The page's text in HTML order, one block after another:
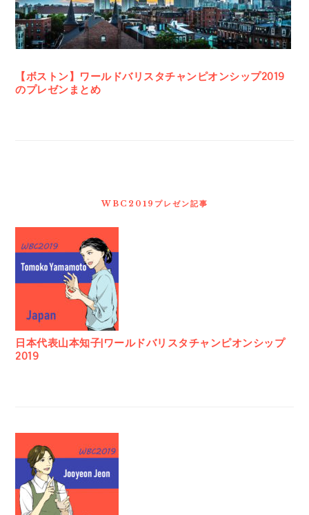
【ボストン】ワールドバリスタチャンピオンシップ2019
のプレゼンまとめ
WBC2019プレゼン記事
日本代表山本知子|ワールドバリスタチャンピオンシップ
2019